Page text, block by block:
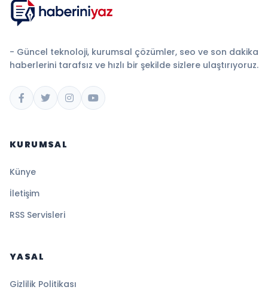
- Güncel teknoloji, kurumsal çözümler, seo ve son dakika
haberlerini tarafsız ve hızlı bir şekilde sizlere ulaştırıyoruz.
KURUMSAL
Künye
İletişim
RSS Servisleri
YASAL
Gizlilik Politikası